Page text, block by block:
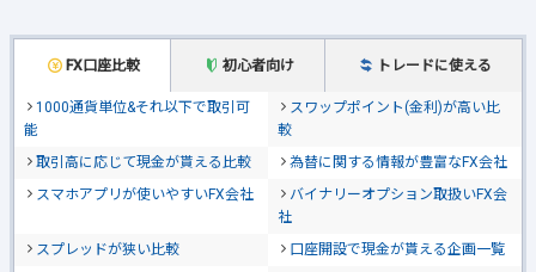
FX口座比較 初心者向け トレードに使える
1000通貨単位&それ以下で取引可
能
スワップポイント(金利)が高い比
較
取引高に応じて現金が貰える比較
為替に関する情報が豊富なFX会社
スマホアプリが使いやすいFX会社
バイナリーオプション取扱いFX会
社
スプレッドが狭い比較
口座開設で現金が貰える企画一覧